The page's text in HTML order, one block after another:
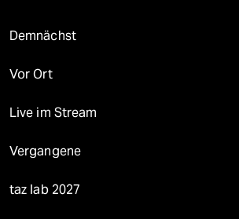
Demnächst
Vor Ort
Live im Stream
Vergangene
taz lab 2027